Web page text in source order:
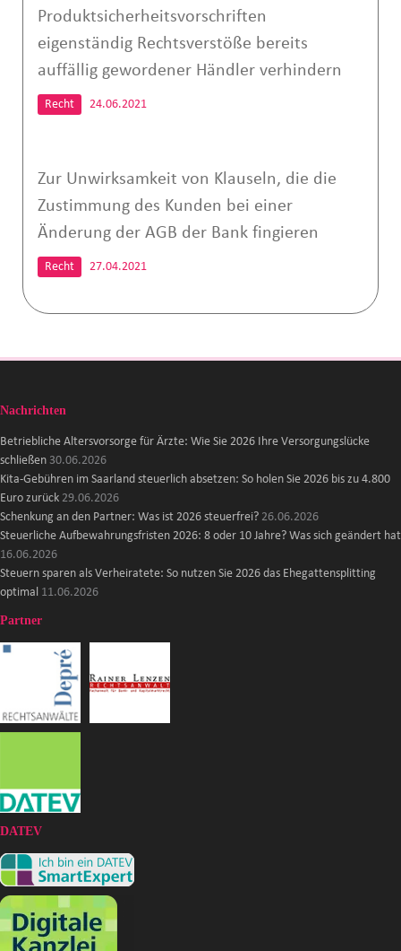
Produktsicherheitsvorschriften
eigenständig Rechtsverstöße bereits
auffällig gewordener Händler verhindern
Recht 24.06.2021
Zur Unwirksamkeit von Klauseln, die die
Zustimmung des Kunden bei einer
Änderung der AGB der Bank fingieren
Recht 27.04.2021
Nachrichten
Betriebliche Altersvorsorge für Ärzte: Wie Sie 2026 Ihre Versorgungslücke
schließen 30.06.2026
Kita-Gebühren im Saarland steuerlich absetzen: So holen Sie 2026 bis zu 4.800
Euro zurück 29.06.2026
Schenkung an den Partner: Was ist 2026 steuerfrei? 26.06.2026
Steuerliche Aufbewahrungsfristen 2026: 8 oder 10 Jahre? Was sich geändert hat
16.06.2026
Steuern sparen als Verheiratete: So nutzen Sie 2026 das Ehegattensplitting
optimal 11.06.2026
Partner
DATEV